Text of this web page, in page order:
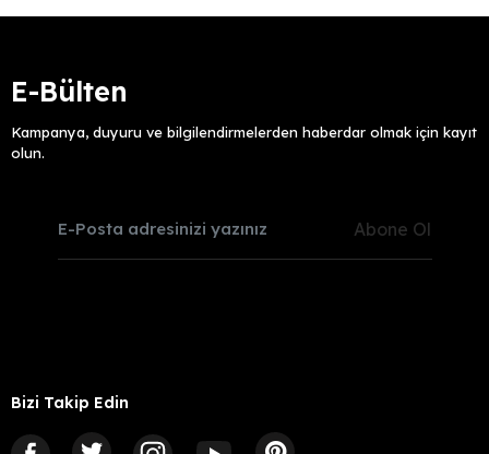
E-Bülten
Kampanya, duyuru ve bilgilendirmelerden haberdar olmak için kayıt
olun.
Abone Ol
Bizi Takip Edin